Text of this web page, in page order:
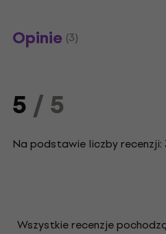
Opinie (3)
5/ 5
Na podstawie liczby recenzji:
Wszystkie recenzje